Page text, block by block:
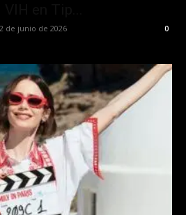
de junio de 2026 0